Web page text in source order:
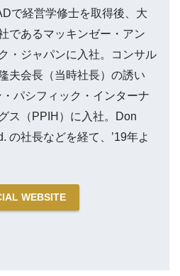
で経営学修士を取得後、大
であるマッキンゼー・アン
・ジャパンに入社。コンサル
夫会長（当時社長）の誘い
パシフィック・インターナ
ス（PPIH）に入社。Don
の社長などを経て、’19年よ
WEBSITE